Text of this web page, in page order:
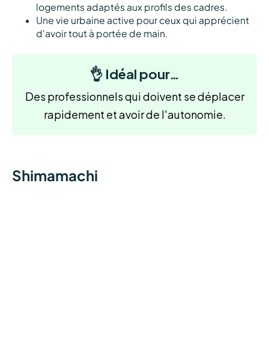
logements adaptés aux profils des cadres.
Une vie urbaine active pour ceux qui apprécient
d'avoir tout à portée de main.
👌 Idéal pour…
Des professionnels qui doivent se déplacer
rapidement et avoir de l'autonomie.
Shimamachi